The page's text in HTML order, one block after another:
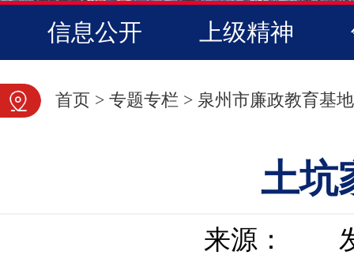
信息公开 上级精神
首页 > 专题专栏 > 泉州市廉政教育基
土坑
来源：